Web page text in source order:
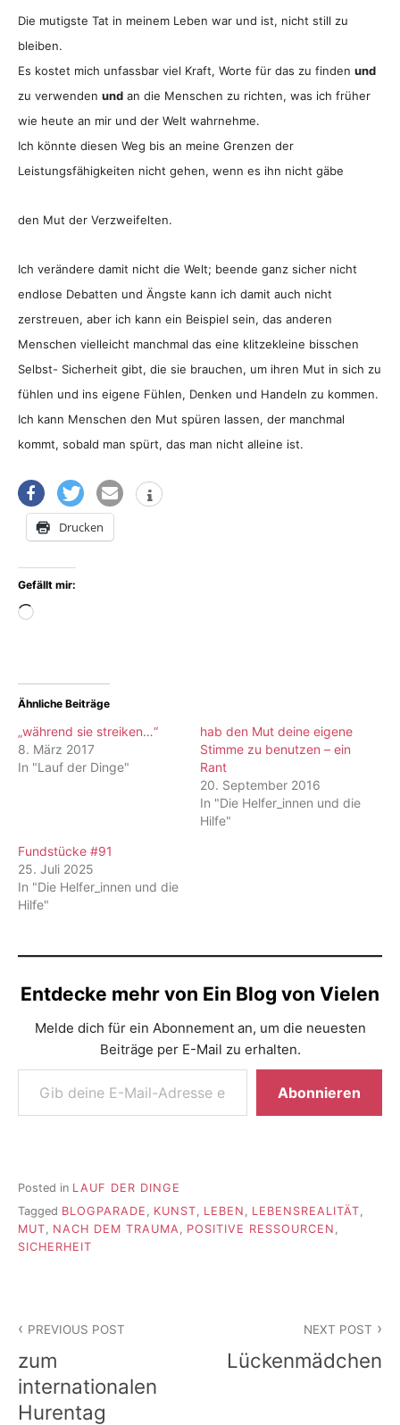
Die mutigste Tat in meinem Leben war und ist, nicht still zu
bleiben.
Es kostet mich unfassbar viel Kraft, Worte für das zu finden und
zu verwenden und an die Menschen zu richten, was ich früher
wie heute an mir und der Welt wahrnehme.
Ich könnte diesen Weg bis an meine Grenzen der
Leistungsfähigkeiten nicht gehen, wenn es ihn nicht gäbe
den Mut der Verzweifelten.
Ich verändere damit nicht die Welt; beende ganz sicher nicht
endlose Debatten und Ängste kann ich damit auch nicht
zerstreuen, aber ich kann ein Beispiel sein, das anderen
Menschen vielleicht manchmal das eine klitzekleine bisschen
Selbst- Sicherheit gibt, die sie brauchen, um ihren Mut in sich zu
fühlen und ins eigene Fühlen, Denken und Handeln zu kommen.
Ich kann Menschen den Mut spüren lassen, der manchmal
kommt, sobald man spürt, das man nicht alleine ist.
Drucken
Gefällt mir:
Wird
Ähnliche Beiträge
„während sie streiken…“
8. März 2017
In "Lauf der Dinge"
hab den Mut deine eigene
Stimme zu benutzen – ein
Rant
20. September 2016
In "Die Helfer_innen und die
Hilfe"
Fundstücke #91
25. Juli 2025
In "Die Helfer_innen und die
Hilfe"
Entdecke mehr von Ein Blog von Vielen
Melde dich für ein Abonnement an, um die neuesten
Beiträge per E-Mail zu erhalten.
Gib deine E-Mail-Adresse ein ...
Abonnieren
Posted in LAUF DER DINGE
Tagged BLOGPARADE , KUNST, LEBEN , LEBENSREALITÄT,
MUT, NACH DEM TRAUMA, POSITIVE RESSOURCEN ,
SICHERHEIT
PREVIOUS POST
zum
internationalen
Hurentag
NEXT POST
Lückenmädchen